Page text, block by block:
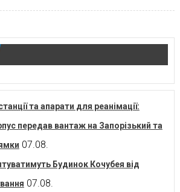
та апарати для реанімації:
передав вантаж на Запорізький та
07.08.
Будинок Кочубея від
07.08.